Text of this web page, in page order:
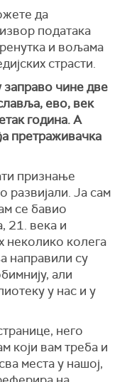
да
података
и вољама
страсти.
заправо чине две
ево, век
година. А
претраживачка
признање
развијали. Ја сам
се бавио
21. века и
неколико колега
направили су
али
у нас и у
него
који вам треба и
места у нашој,